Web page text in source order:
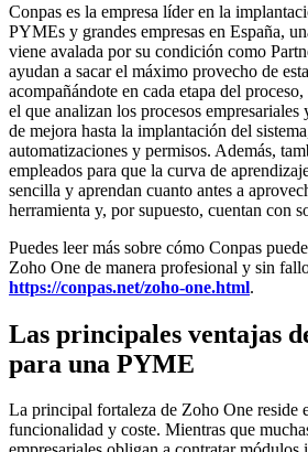
Conpas es la empresa líder en la
PYMEs y grandes empresas en España,
viene avalada por su condición como
ayudan a sacar el máximo provecho de
acompañándote en cada etapa del
el que analizan los procesos empresariales
de mejora hasta la implantación del
automatizaciones y permisos. Además,
empleados para que la curva de
sencilla y aprendan cuanto antes a
herramienta y, por supuesto, cuentan con
Puedes leer más sobre cómo Conpas
Zoho One de manera profesional y sin
https://conpas.net/zoho-one.html.
Las principales ventajas
para una PYME
La principal fortaleza de Zoho One reside
funcionalidad y coste. Mientras que